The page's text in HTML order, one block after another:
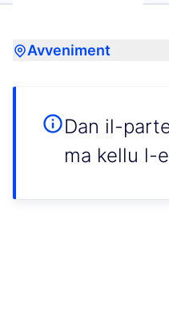
Avveniment
Dan il-
ma kellu l-